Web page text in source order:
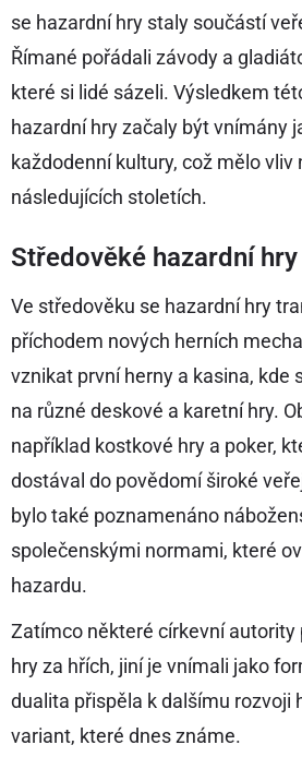
se hazardní hry staly součástí
Římané pořádali závody a
které si lidé sázeli. Výsledkem
hazardní hry začaly být vnímány
každodenní kultury, což mělo vliv
následujících stoletích.
Středověké hazardní
Ve středověku se hazardní hry
příchodem nových herních
vznikat první herny a kasina, kde
na různé deskové a karetní hry.
například kostkové hry a poker,
dostával do povědomí široké
bylo také poznamenáno
společenskými normami, které
hazardu.
Zatímco některé církevní autority
hry za hřích, jiní je vnímali jako
dualita přispěla k dalšímu rozvoji
variant, které dnes známe.